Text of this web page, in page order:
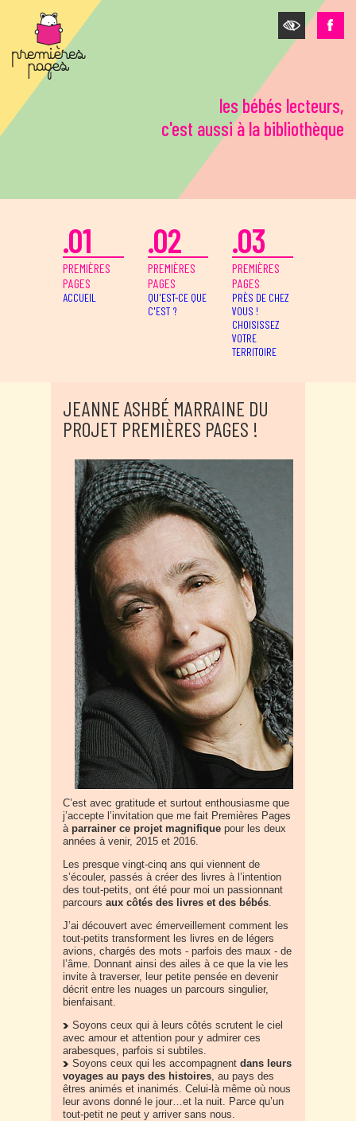
Aller au contenu principal
les bébés lecteurs,
c'est aussi à la bibliothèque
.01
PREMIÈRES
PAGES
ACCUEIL
.02
PREMIÈRES
PAGES
QU'EST-CE QUE
C'EST ?
.03
PREMIÈRES
PAGES
PRÈS DE CHEZ
VOUS !
CHOISISSEZ
VOTRE
TERRITOIRE
JEANNE ASHBÉ MARRAINE DU
PROJET PREMIÈRES PAGES !
C’est avec gratitude et surtout enthousiasme que
j’accepte l’invitation que me fait Premières Pages
à parrainer ce projet magnifique pour les deux
années à venir, 2015 et 2016.
Les presque vingt-cinq ans qui viennent de
s’écouler, passés à créer des livres à l’intention
des tout-petits, ont été pour moi un passionnant
parcours aux côtés des livres et des bébés
J’ai découvert avec émerveillement comment les
tout-petits transforment les livres en de légers
avions, chargés des mots - parfois des maux - de
l’âme. Donnant ainsi des ailes à ce que la vie les
invite à traverser, leur petite pensée en devenir
décrit entre les nuages un parcours singulier,
bienfaisant.
Soyons ceux qui à leurs côtés scrutent le ciel
avec amour et attention pour y admirer ces
arabesques, parfois si subtiles.
Soyons ceux qui les accompagnent dans leurs
voyages au pays des histoires , au pays des
êtres animés et inanimés. Celui-là même où nous
leur avons donné le jour…et la nuit. Parce qu’un
tout-petit ne peut y arriver sans nous.